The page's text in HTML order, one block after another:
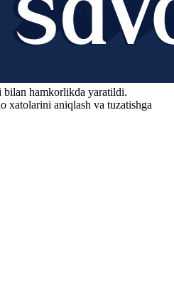
bilan hamkorlikda yaratildi.
xatolarini aniqlash va tuzatishga